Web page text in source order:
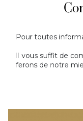
Pour toutes
Il vous suffit de
ferons de notre